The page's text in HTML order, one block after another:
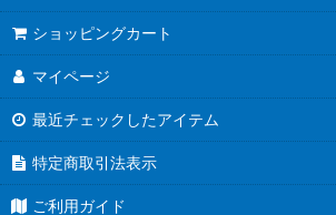
ショッピングカート
マイページ
最近チェックしたアイテム
特定商取引法表示
ご利用ガイド